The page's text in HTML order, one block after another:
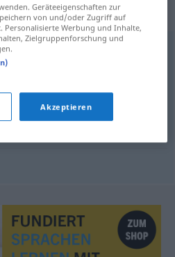
"entzückend"
Geräteeigenschaften zur
von und/oder Zugriff auf
Werbung und Inhalte,
Zielgruppenforschung und
Akzeptieren